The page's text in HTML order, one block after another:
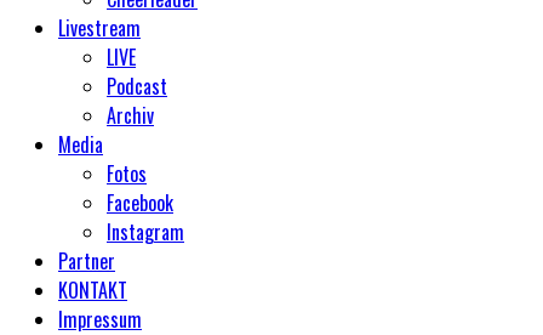
Livestream
LIVE
Podcast
Archiv
Media
Fotos
Facebook
Instagram
Partner
KONTAKT
Impressum